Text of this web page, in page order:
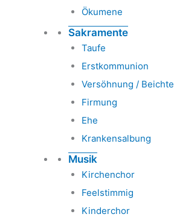
Ökumene
Sakramente
Taufe
Erstkommunion
Versöhnung / Beichte
Firmung
Ehe
Krankensalbung
Musik
Kirchenchor
Feelstimmig
Kinderchor